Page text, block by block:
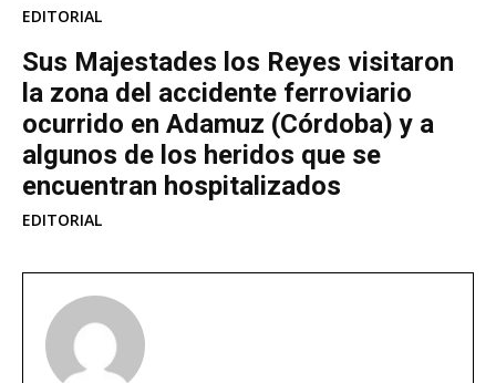
EDITORIAL
Sus Majestades los Reyes visitaron
la zona del accidente ferroviario
ocurrido en Adamuz (Córdoba) y a
algunos de los heridos que se
encuentran hospitalizados
EDITORIAL